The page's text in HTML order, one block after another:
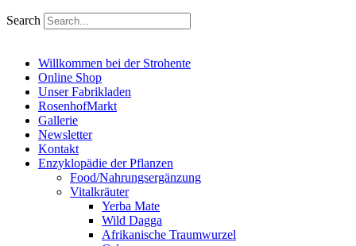
Search
Willkommen bei der Strohente
Online Shop
Unser Fabrikladen
RosenhofMarkt
Gallerie
Newsletter
Kontakt
Enzyklopädie der Pflanzen
Food/Nahrungsergänzung
Vitalkräuter
Yerba Mate
Wild Dagga
Afrikanische Traumwurzel